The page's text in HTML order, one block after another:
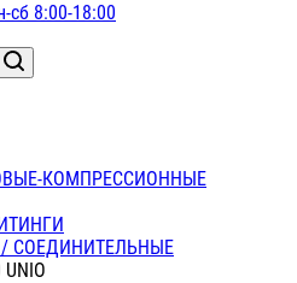
сб 8:00-18:00
КОМПРЕССИОННЫЕ
СОЕДИНИТЕЛЬНЫЕ